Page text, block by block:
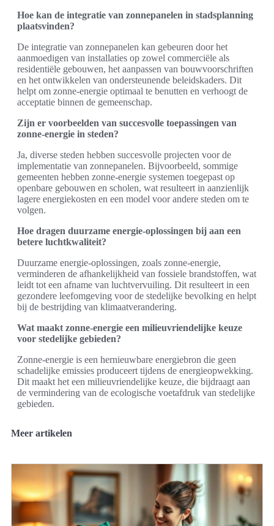
Hoe kan de integratie van zonnepanelen in stadsplanning
plaatsvinden?
De integratie van zonnepanelen kan gebeuren door het
aanmoedigen van installaties op zowel commerciële als
residentiële gebouwen, het aanpassen van bouwvoorschriften
en het ontwikkelen van ondersteunende beleidskaders. Dit
helpt om zonne-energie optimaal te benutten en verhoogt de
acceptatie binnen de gemeenschap.
Zijn er voorbeelden van succesvolle toepassingen van
zonne-energie in steden?
Ja, diverse steden hebben succesvolle projecten voor de
implementatie van zonnepanelen. Bijvoorbeeld, sommige
gemeenten hebben zonne-energie systemen toegepast op
openbare gebouwen en scholen, wat resulteert in aanzienlijk
lagere energiekosten en een model voor andere steden om te
volgen.
Hoe dragen duurzame energie-oplossingen bij aan een
betere luchtkwaliteit?
Duurzame energie-oplossingen, zoals zonne-energie,
verminderen de afhankelijkheid van fossiele brandstoffen, wat
leidt tot een afname van luchtvervuiling. Dit resulteert in een
gezondere leefomgeving voor de stedelijke bevolking en helpt
bij de bestrijding van klimaatverandering.
Wat maakt zonne-energie een milieuvriendelijke keuze
voor stedelijke gebieden?
Zonne-energie is een hernieuwbare energiebron die geen
schadelijke emissies produceert tijdens de energieopwekking.
Dit maakt het een milieuvriendelijke keuze, die bijdraagt aan
de vermindering van de ecologische voetafdruk van stedelijke
gebieden.
Meer artikelen